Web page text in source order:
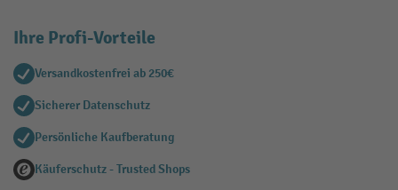
Ihre Profi-Vorteile
Versandkostenfrei ab 250€
Sicherer Datenschutz
Persönliche Kaufberatung
Käuferschutz - Trusted Shops